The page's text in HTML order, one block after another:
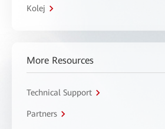
Kolej
More Resources
Technical Support
Partners